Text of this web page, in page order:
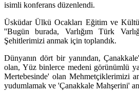
isimli konferans düzenlendi.
Üsküdar Ülkü Ocakları Eğitim ve Kültür
''Bugün burada, Varlığım Türk
Şehitlerimizi anmak için toplandık.
Dünyanın dört bir yanından,
olan, Yüz binlerce medeni görünümlü
Mertebesinde' olan Mehmetçiklerimizi
yudumlamak ve 'Çanakkale Mahşerini'